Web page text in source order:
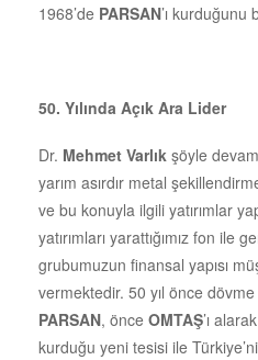
1968’de PARSAN’ı kurduğunu
50. Yılında Açık Ara Lider
Dr. Mehmet Varlık şöyle
yarım asırdır metal
ve bu konuyla ilgili yatırımlar
yatırımları yarattığımız fon ile
grubumuzun finansal yapısı
vermektedir. 50 yıl önce
PARSAN, önce OMTAŞ’ı
kurduğu yeni tesisi ile